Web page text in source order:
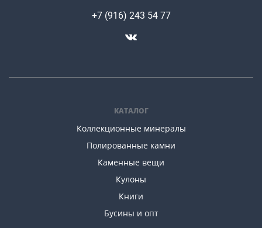
КАТАЛОГ
Коллекционные минералы
Полированные камни
Каменные вещи
Кулоны
Книги
Бусины и опт
+7 (916) 243 54 77